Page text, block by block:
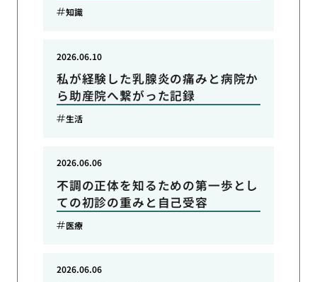
知識
私が経験した乳腺炎の痛みと病院か
ら助産院へ繋がった記録
2026.06.10
生活
不調の正体を知るための第一歩とし
ての初診の重みと自己受容
2026.06.06
医療
2026.06.06